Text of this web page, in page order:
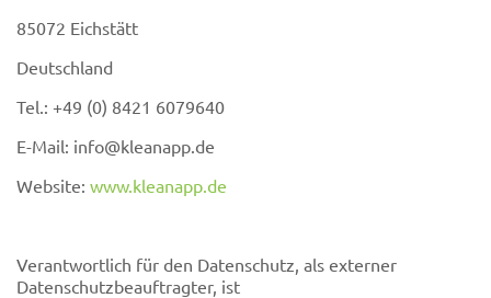
85072 Eichstätt
Deutschland
Tel.: +49 (0) 8421 6079640
E-Mail: info@kleanapp.de
Website: www.kleanapp.de
Verantwortlich für den Datenschutz, als externer
Datenschutzbeauftragter, ist